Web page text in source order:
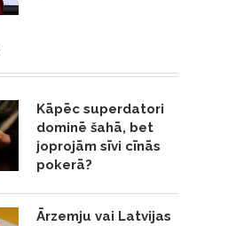
Kāpēc superdatori
dominē šahā, bet
joprojām sīvi cīnās
pokerā?
Ārzemju vai Latvijas